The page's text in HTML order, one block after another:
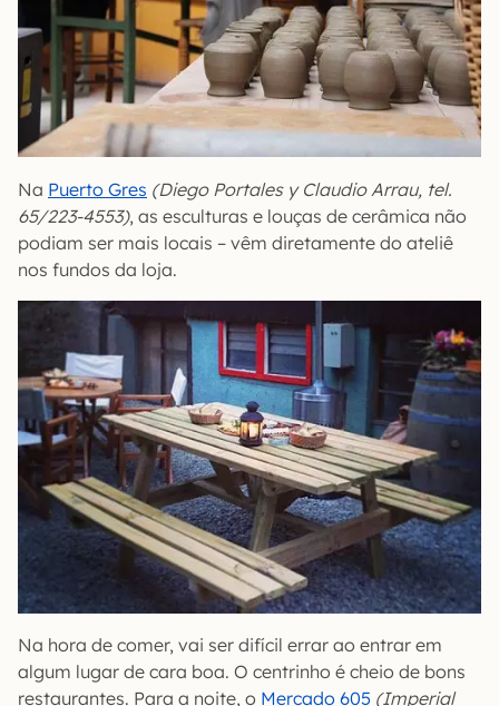
Na Puerto Gres (Diego Portales y Claudio Arrau, tel.
65/223-4553), as esculturas e louças de cerâmica não
podiam ser mais locais – vêm diretamente do ateliê
nos fundos da loja.
Na hora de comer, vai ser difícil errar ao entrar em
algum lugar de cara boa. O centrinho é cheio de bons
restaurantes. Para a noite, o Mercado 605 (Imperial